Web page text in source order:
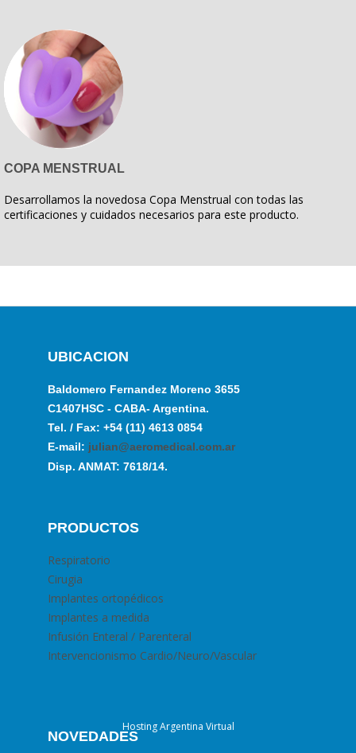
COPA MENSTRUAL
Desarrollamos la novedosa Copa Menstrual con todas las
certificaciones y cuidados necesarios para este producto.
UBICACION
Baldomero Fernandez Moreno 3655
C1407HSC - CABA- Argentina.
Tel. / Fax: +54 (11) 4613 0854
E-mail: julian@aeromedical.com.ar
Disp. ANMAT: 7618/14.
PRODUCTOS
Respiratorio
Cirugia
Implantes ortopédicos
Implantes a medida
Infusión Enteral / Parenteral
Intervencionismo Cardio/Neuro/Vascular
NOVEDADES
Hosting Argentina Virtual